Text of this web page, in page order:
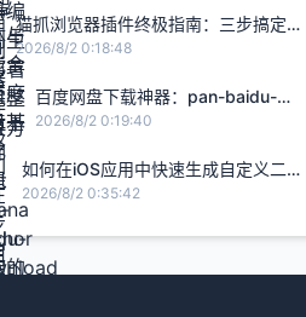
猫抓浏览器插件终极指南：三步搞定网
页视频下载的完整解决方案
2026/8/2 0:18:48
百度网盘下载神器：pan-baidu-
download的终极实战指南
2026/8/2 0:19:40
如何在iOS应用中快速生成自定义二维
码的完整指南
2026/8/2 0:35:42